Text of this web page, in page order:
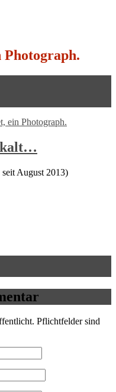
kalt…
August 2013)
Pflichtfelder sind